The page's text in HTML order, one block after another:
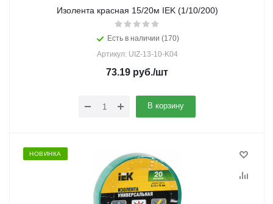
Изолента красная 15/20м IEK (1/10/200)
Есть в наличии (170)
Артикул: UIZ-13-10-K04
73.19 руб./шт
В корзину
НОВИНКА